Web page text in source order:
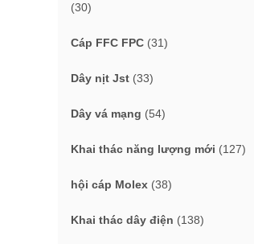
(30)
Cáp FFC FPC (31)
Dây nịt Jst (33)
Dây vá mạng (54)
Khai thác năng lượng mới (127)
hội cáp Molex (38)
Khai thác dây điện (138)